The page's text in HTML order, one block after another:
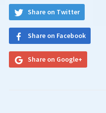
Share on Twitter
Share on Facebook
Share on Google+